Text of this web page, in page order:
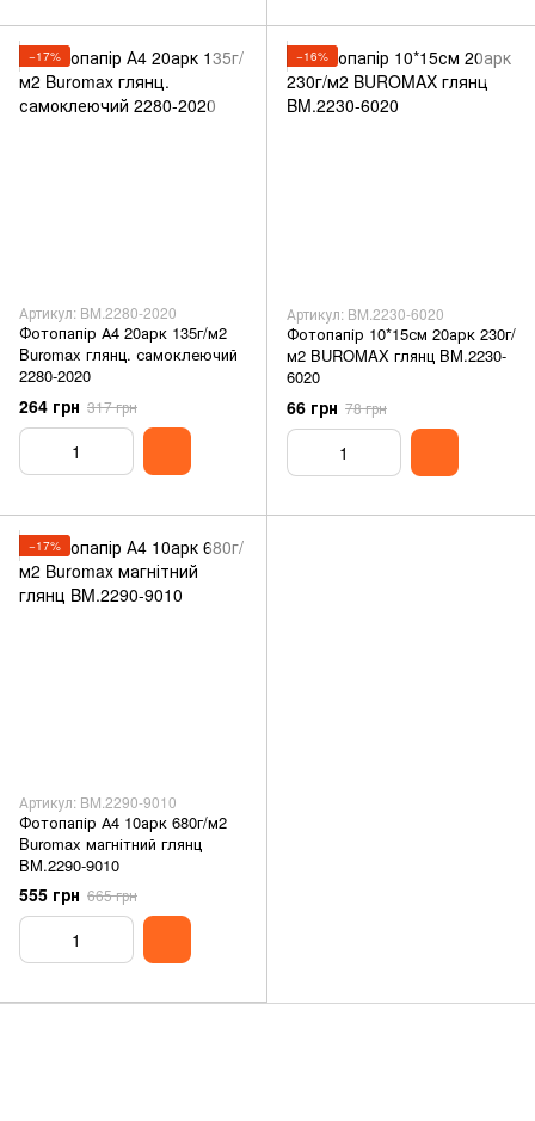
−17%
Артикул: BM.2280-2020
Фотопапір А4 20арк 135г/м2
Buromax глянц. самоклеючий
2280-2020
264 грн 317 грн
−16%
Артикул: BM.2230-6020
Фотопапір 10*15см 20арк 230г/
м2 BUROMAX глянц BM.2230-
6020
66 грн 78 грн
−17%
Артикул: BM.2290-9010
Фотопапір А4 10арк 680г/м2
Buromax магнітний глянц
BM.2290-9010
555 грн 665 грн